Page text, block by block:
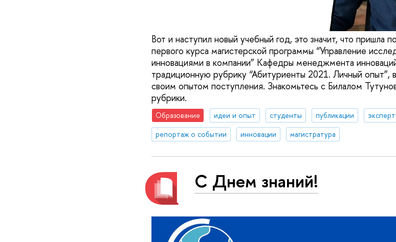
Вот и наступил новый учебный год, это значит, что пришла
первого курса магистерской программы “Управление
инновациями в компании” Кафедры менеджмента
традиционную рубрику “Абитуриенты 2021. Личный опыт”,
своим опытом поступления. Знакомьтесь с Билалом
рубрики.
Образование идеи и опыт студенты публикации
репортаж о событии
инновации магистратура
С Днем знаний!